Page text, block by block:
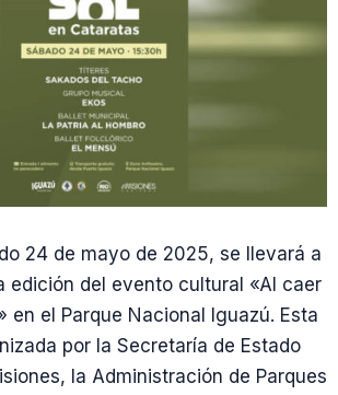
24 de mayo de 2025, se llevará a
edición del evento cultural «Al caer
en el Parque Nacional Iguazú. Esta
por la Secretaría de Estado
la Administración de Parques